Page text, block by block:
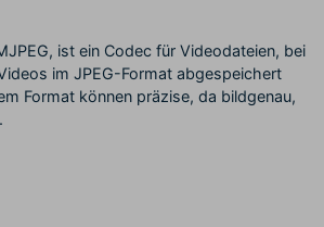
ist ein Codec für Videodateien, bei
im JPEG-Format abgespeichert
Format können präzise, da bildgenau,